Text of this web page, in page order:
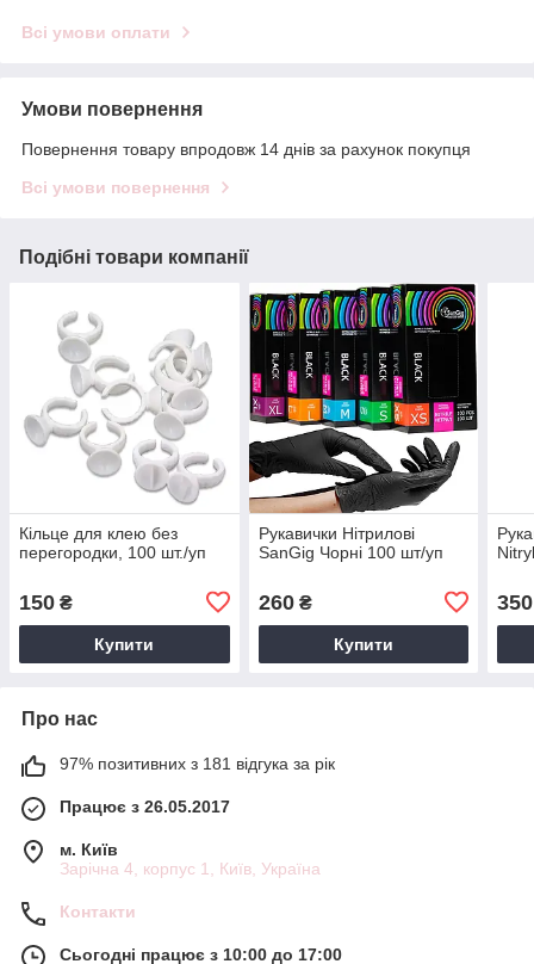
Всі умови оплати
Умови повернення
Повернення товару впродовж 14 днів за рахунок покупця
Всі умови повернення
Подібні товари компанії
Кільце для клею без
перегородки, 100 шт./уп
150 ₴
Купити
Рукавички Нітрилові
SanGig Чорні 100 шт/уп
260₴
Купити
350
Про нас
97% позитивних з 181 відгука за рік
Працює з 26.05.2017
м. Київ
Зарічна 4, корпус 1, Київ, Україна
Контакти
Сьогодні працює з 10:00 до 17:00